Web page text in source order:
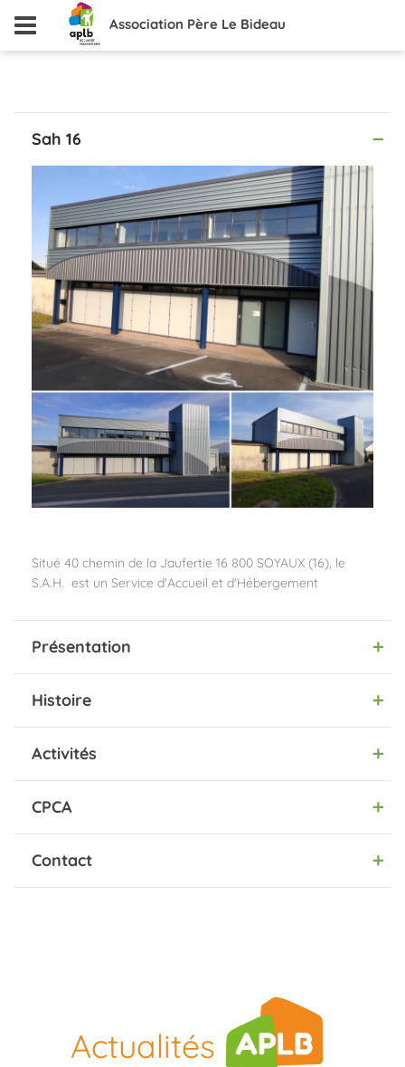
Association Père Le Bideau
Sah 16
Situé 40 chemin de la Jaufertie 16 800 SOYAUX (16), le
S.A.H. est un Service d'Accueil et d'Hébergement
Présentation
Histoire
Activités
CPCA
Contact
Actualités